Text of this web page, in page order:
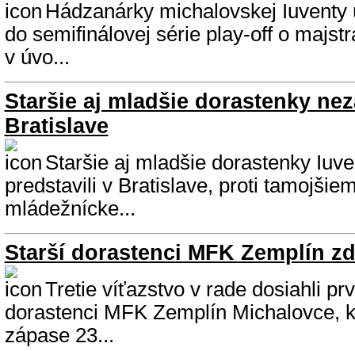
Hádzanárky michalovskej Iuventy
do semifinálovej série play-off o
v úvo...
Staršie aj mladšie dorastenky
Bratislave
Staršie aj mladšie dorastenky
predstavili v Bratislave, proti
mládežnícke...
Starší dorastenci MFK Zemplín
Tretie víťazstvo v rade dosiahli
dorastenci MFK Zemplín Michalovce,
zápase 23...